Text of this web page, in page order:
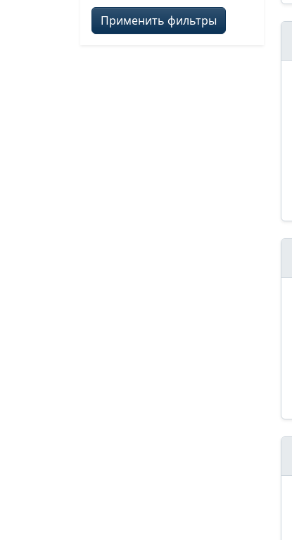
Применить фильтры